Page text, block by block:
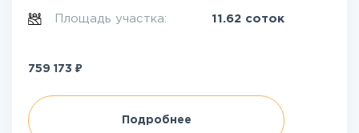
Площадь участка: 11.62 соток
759 173 ₽
Подробнее